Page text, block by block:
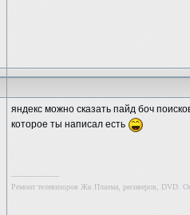
яндекс можно сказать пайд боч
которое ты написал есть
--------------------
Ремонт телевизоров Жк Плазма, ресиверов, DVD.